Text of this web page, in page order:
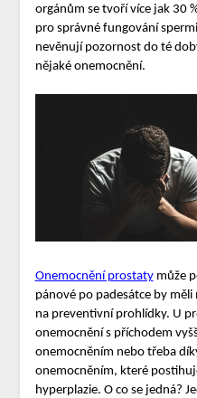
orgánům se tvoří více jak 30
pro správné fungování
nevěnují pozornost do té
nějaké onemocnění.
Onemocnění prostatymůže
pánové po padesátce by
na preventivní prohlídky. U
onemocnění s příchodem
onemocněním nebo třeba
onemocněním, které
hyperplazie. O co se jedná?